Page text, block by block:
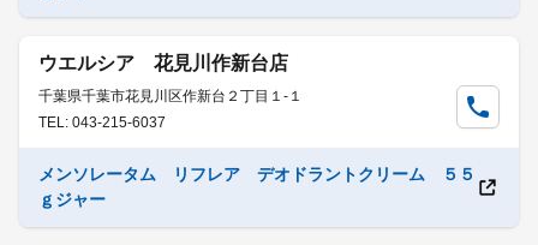
ウエルシア 花見川作新台店
千葉県千葉市花見川区作新台２丁目１-１
TEL: 043-215-6037
メンソレータム リフレア デオドラントクリーム ５５
ｇジャー